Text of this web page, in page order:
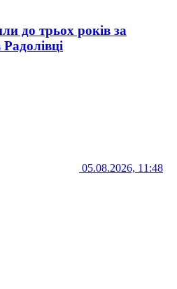
до трьох років за
05.08.2026, 11:48